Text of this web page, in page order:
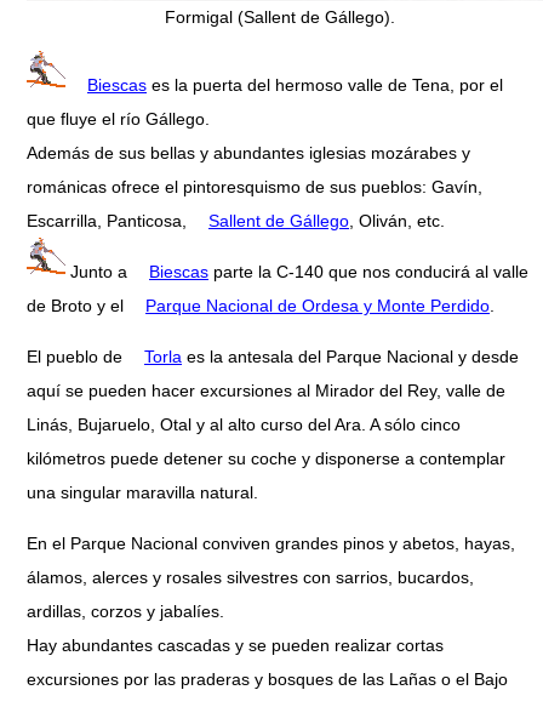
Formigal (Sallent de Gállego).
Biescas es la puerta del hermoso valle de Tena, por el
que fluye el río Gállego.
Además de sus bellas y abundantes iglesias mozárabes y
románicas ofrece el pintoresquismo de sus pueblos: Gavín,
Escarrilla, Panticosa,
Sallent de Gállego, Oliván, etc.
Junto a Biescas parte la C-140 que nos conducirá al valle
de Broto y el
Parque Nacional de Ordesa y Monte Perdido.
El pueblo de Torla es la antesala del Parque Nacional y desde
aquí se pueden hacer excursiones al Mirador del Rey, valle de
Linás, Bujaruelo, Otal y al alto curso del Ara. A sólo cinco
kilómetros puede detener su coche y disponerse a contemplar
una singular maravilla natural.
En el Parque Nacional conviven grandes pinos y abetos, hayas,
álamos, alerces y rosales silvestres con sarrios, bucardos,
ardillas, corzos y jabalíes.
Hay abundantes cascadas y se pueden realizar cortas
excursiones por las praderas y bosques de las Lañas o el Bajo